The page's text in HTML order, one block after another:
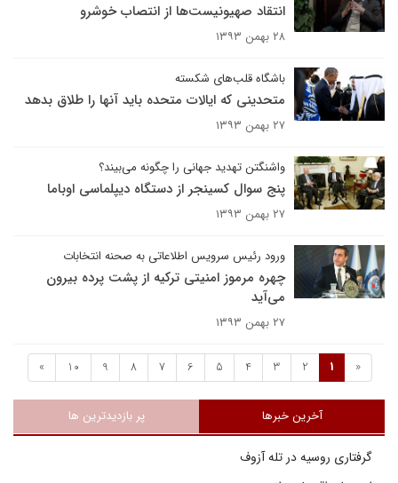
انتقاد صهیونیست‌ها از انتصاب خوشرو
۲۸ بهمن ۱۳۹۳
باشگاه قلب‌های شکسته
متحدینی که ایالات متحده باید آنها را طلاق بدهد
۲۷ بهمن ۱۳۹۳
واشنگتن تهدید جهانی را چگونه می‌بیند؟
پنج سوال کسینجر از دستگاه دیپلماسی اوباما
۲۷ بهمن ۱۳۹۳
ورود رئیس سرویس اطلاعاتی به صحنه انتخابات
چهره مرموز امنیتی ترکیه از پشت پرده بیرون
می‌آید
۲۷ بهمن ۱۳۹۳
«
1
2
3
4
5
6
7
8
9
10
»
آخرین خبرها پر بازدیدترین ها
گرفتاری روسیه در تله آزوف